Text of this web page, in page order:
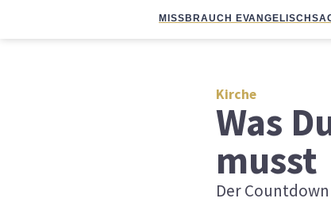
MISSBRAUCH EVANGELISCH
Kirche
Was
musst
Der